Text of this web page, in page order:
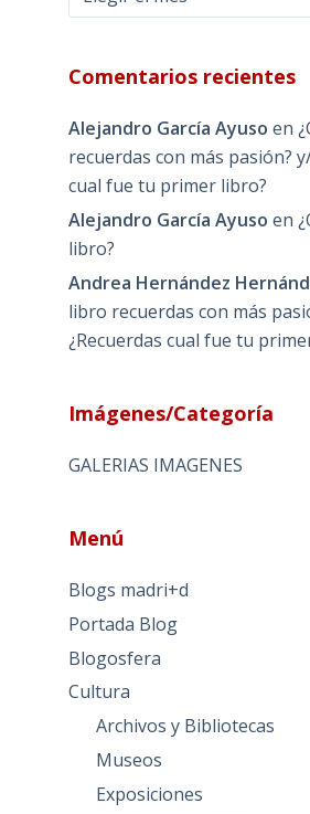
Comentarios recientes
Alejandro García Ayuso en
recuerdas con más pasión?
cual fue tu primer libro?
Alejandro García Ayuso en
libro?
Andrea Hernández
libro recuerdas con más
¿Recuerdas cual fue tu
Imágenes/Categoría
GALERIAS IMAGENES
Menú
Blogs madri+d
Portada Blog
Blogosfera
Cultura
Archivos y Bibliotecas
Museos
Exposiciones